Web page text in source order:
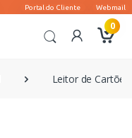
0
Leitor de